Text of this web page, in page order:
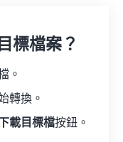
標檔案？
。
轉換。
下載目標檔按鈕。